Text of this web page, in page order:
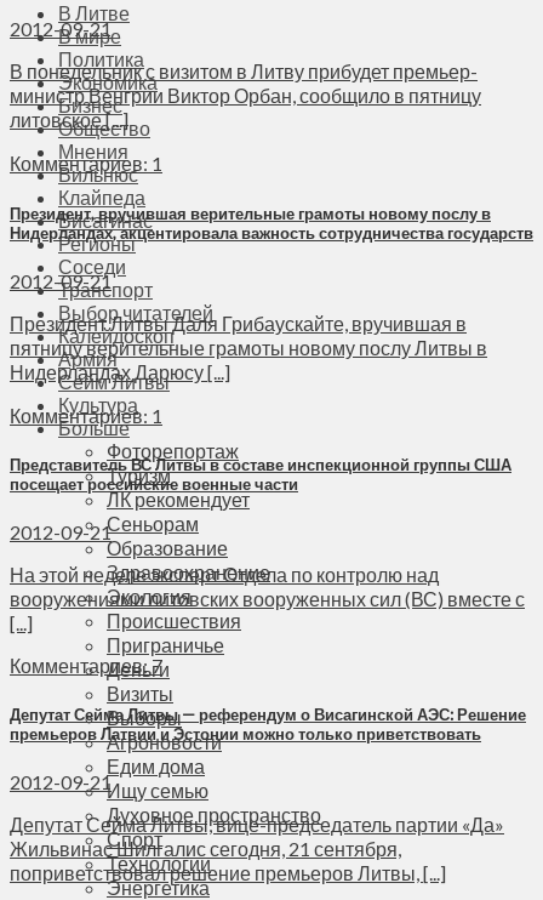
В Литве
В мире
Политика
Экономика
Бизнес
Общество
Мнения
Вильнюс
Клайпеда
Висагинас
Регионы
Соседи
Транспорт
Выбор читателей
Калейдоскоп
Армия
Сейм Литвы
Культура
Больше
Фоторепортаж
Туризм
ЛК рекомендует
Сеньорам
Образование
Здравоохранение
Экология
Происшествия
Приграничье
Деньги
Визиты
Выборы
Агроновости
Едим дома
Ищу семью
Духовное пространство
Спорт
Технологии
Энергетика
2012-09-21
В понедельник с визитом в Литву прибудет премьер-
министр Венгрии Виктор Орбан, сообщило в пятницу
литовское [...]
Комментариев: 1
Президент, вручившая верительные грамоты новому послу в
Нидерландах, акцентировала важность сотрудничества государств
2012-09-21
Президент Литвы Даля Грибаускайте, вручившая в
пятницу верительные грамоты новому послу Литвы в
Нидерландах Дарюсу [...]
Комментариев: 1
Представитель ВС Литвы в составе инспекционной группы США
посещает российские военные части
2012-09-21
На этой неделе эксперт Отдела по контролю над
вооружениями литовских вооруженных сил (ВС) вместе с
[...]
Комментариев: 7
Депутат Сейма Литвы — референдум о Висагинской АЭС: Решение
премьеров Латвии и Эстонии можно только приветствовать
2012-09-21
Депутат Сейма Литвы, вице-председатель партии «Да»
Жильвинас Шилгалис сегодня, 21 сентября,
поприветствовал решение премьеров Литвы, [...]